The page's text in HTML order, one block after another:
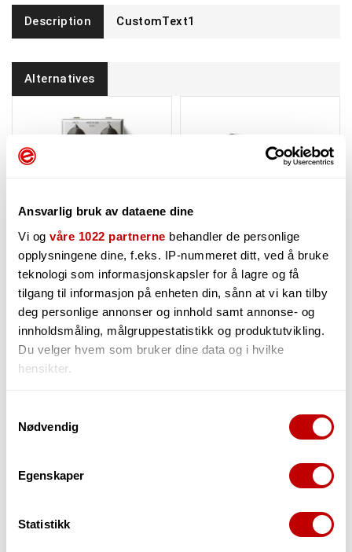
Ansvarlig bruk av dataene dine
Vi og våre 1022 partnerne behandler de personlige
opplysningene dine, f.eks. IP-nummeret ditt, ved å bruke
teknologi som informasjonskapsler for å lagre og få
tilgang til informasjon på enheten din, sånn at vi kan tilby
deg personlige annonser og innhold samt annonse- og
innholdsmåling, målgruppestatistikk og produktutvikling.
Du velger hvem som bruker dine data og i hvilke
hensikter.
Innhente informasjon om den geografiske
Identifisere enheten din ved å aktivt skanne den
Undermer info
kan du lese om hvordan dine personlige
Nødvendig
Egenskaper
Statistikk
Description CustomText1
Alternatives
J. Rockett Archer The Jeff
Limited Edition Boost/Overdrive Pedal
Out of stock
Warm Audio Centavo
Limited Edition Black
On request